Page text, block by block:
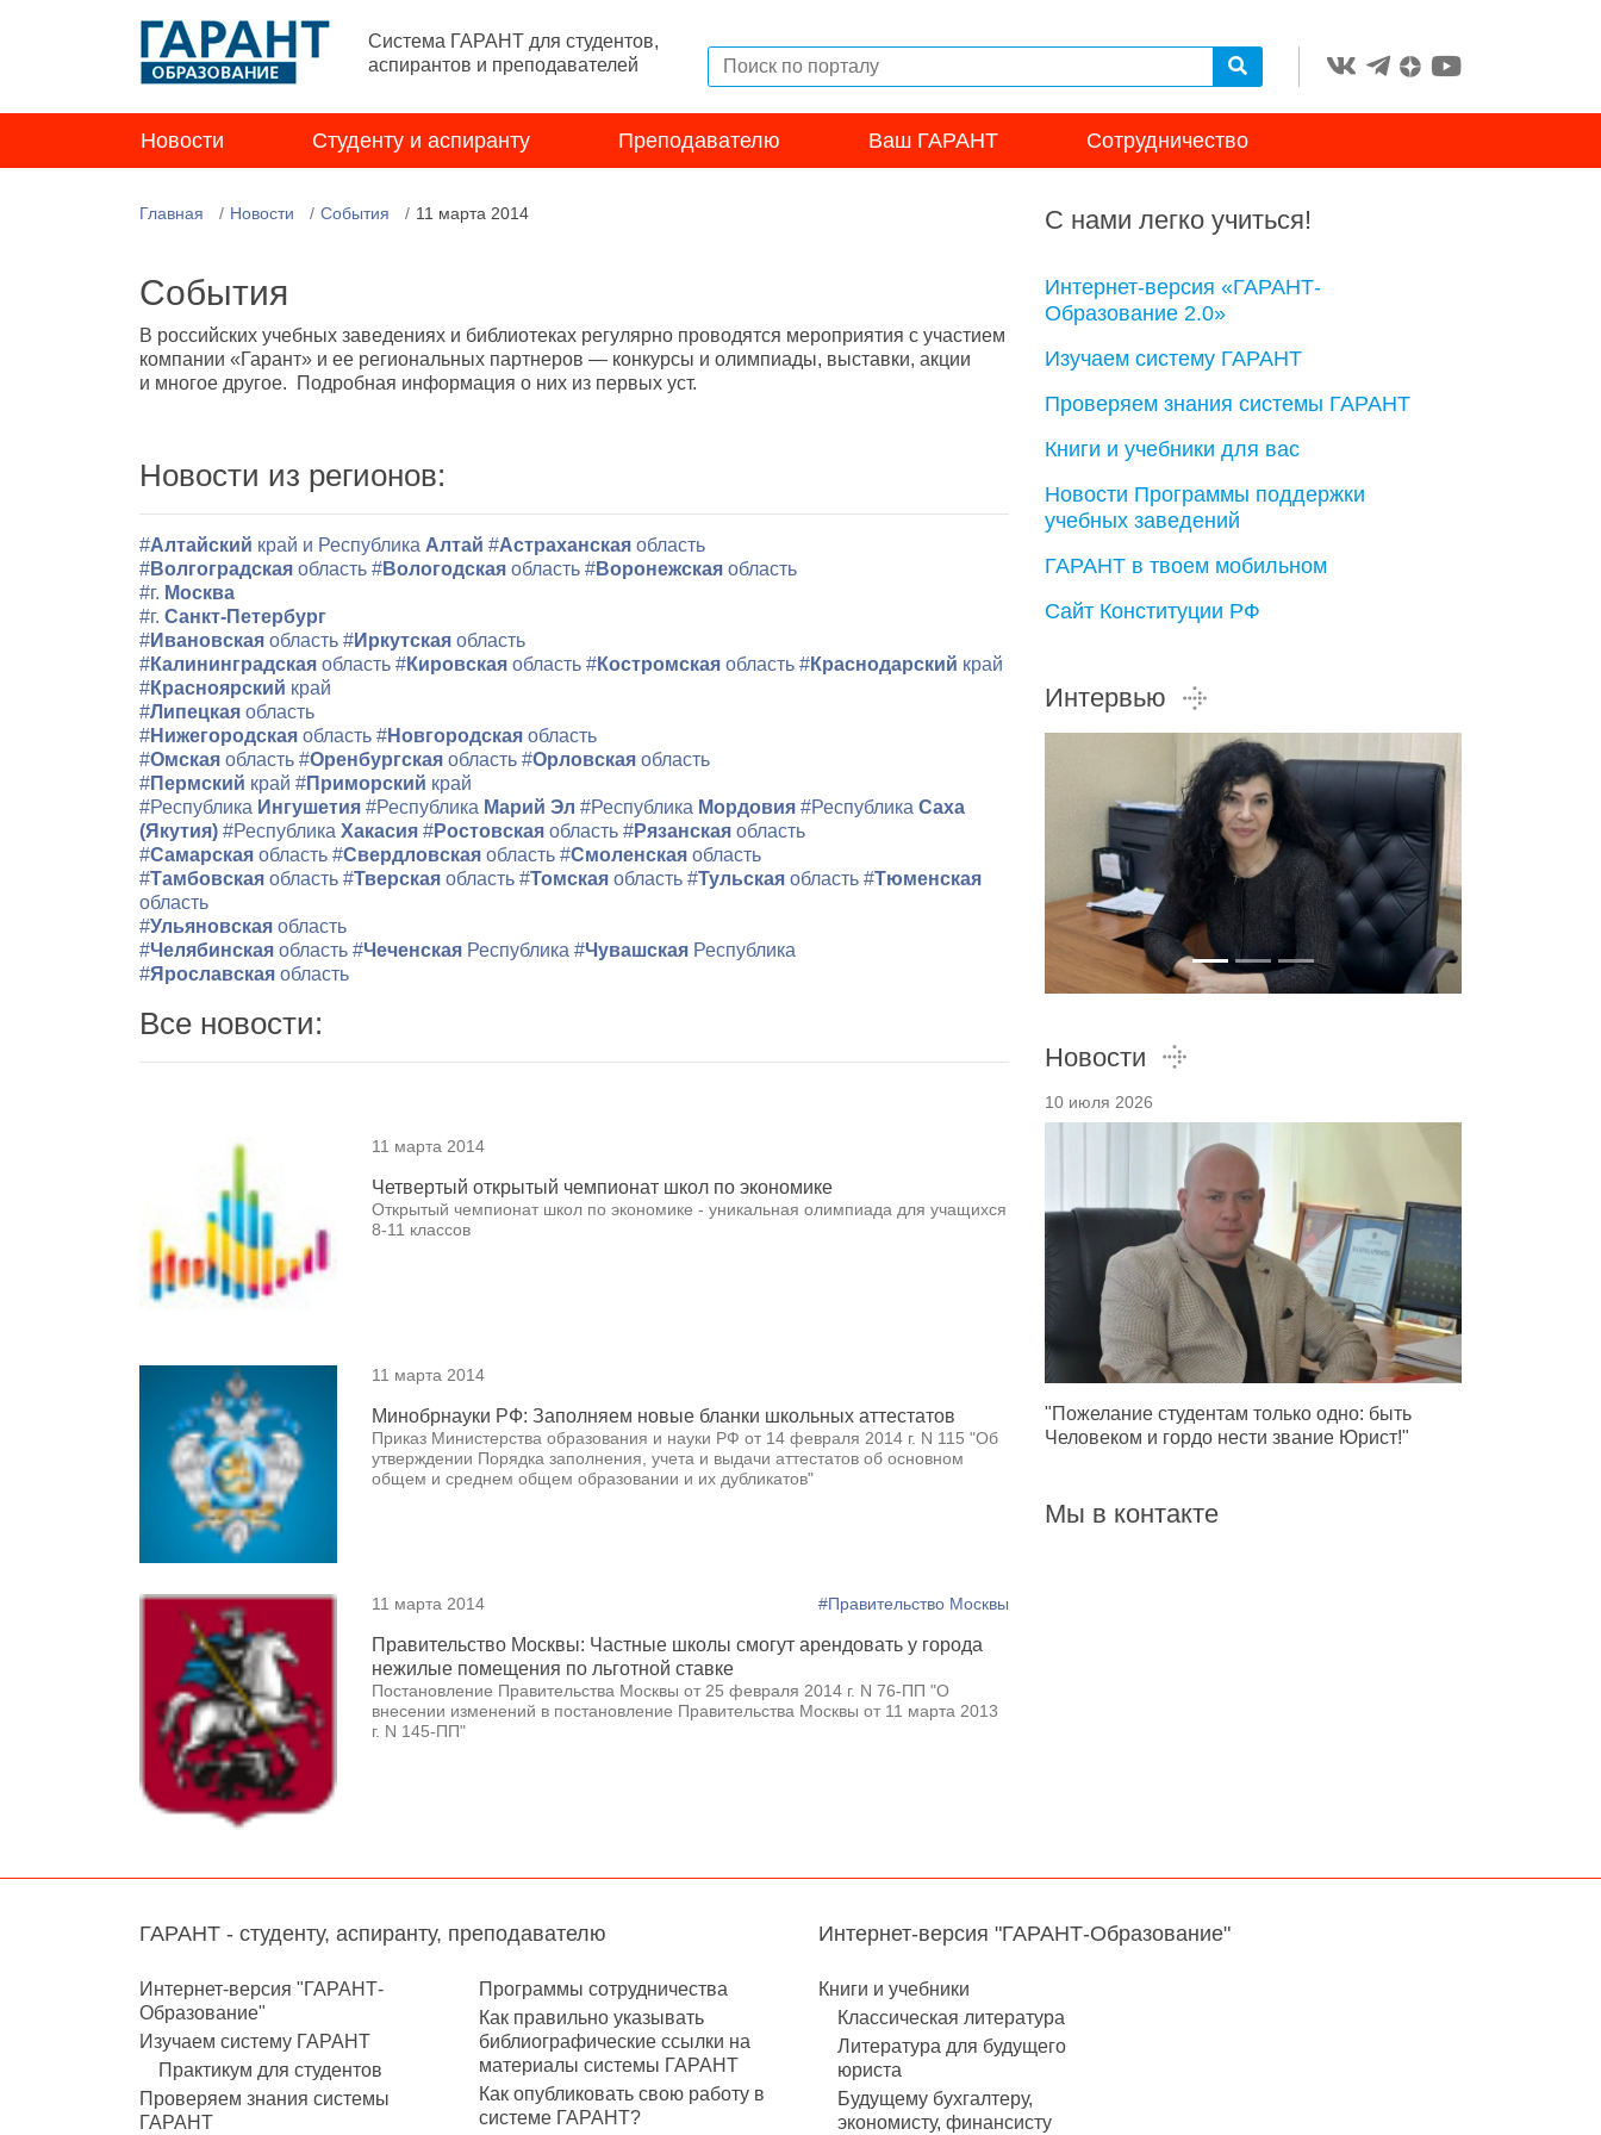
Система ГАРАНТ для студентов,
аспирантов и преподавателей
Новости Студенту и аспиранту Преподавателю Ваш ГАРАНТ Сотрудничество
Главная Новости События 11 марта 2014
События
В российских учебных заведениях и библиотеках регулярно проводятся мероприятия с участием
компании «Гарант» и ее региональных партнеров — конкурсы и олимпиады, выставки, акции
и многое другое. Подробная информация о них из первых уст.
Новости из регионов:
#Алтайский край и Республика Алтай #Астраханская область
#Волгоградская область #Вологодская область #Воронежская область
#г. Москва
#г. Санкт-Петербург
#Ивановская область #Иркутская область
#Калининградская область #Кировская область #Костромская область #Краснодарский край
#Красноярский край
#Липецкая область
#Нижегородская область #Новгородская область
#Омская область #Оренбургская область #Орловская область
#Пермский край #Приморский край
#Республика Ингушетия #Республика Марий Эл #Республика Мордовия #Республика Саха
(Якутия) #Республика Хакасия #Ростовская область #Рязанская область
#Самарская область #Свердловская область #Смоленская область
#Тамбовская область #Тверская область #Томская область #Тульская область #Тюменская
область
#Ульяновская область
#Челябинская область #Чеченская Республика #Чувашская Республика
#Ярославская область
Все новости:
11 марта 2014
Четвертый открытый чемпионат школ по экономике
Открытый чемпионат школ по экономике - уникальная олимпиада для учащихся
8-11 классов
11 марта 2014
Минобрнауки РФ: Заполняем новые бланки школьных аттестатов
Приказ Министерства образования и науки РФ от 14 февраля 2014 г. N 115 "Об
утверждении Порядка заполнения, учета и выдачи аттестатов об основном
общем и среднем общем образовании и их дубликатов"
11 марта 2014 #Правительство Москвы
Правительство Москвы: Частные школы смогут арендовать у города
нежилые помещения по льготной ставке
Постановление Правительства Москвы от 25 февраля 2014 г. N 76-ПП "О
внесении изменений в постановление Правительства Москвы от 11 марта 2013
г. N 145-ПП"
С нами легко учиться!
Интернет-версия «ГАРАНТ-
Образование 2.0»
Изучаем систему ГАРАНТ
Проверяем знания системы ГАРАНТ
Книги и учебники для вас
Новости Программы поддержки
учебных заведений
ГАРАНТ в твоем мобильном
Сайт Конституции РФ
Интервью
Новости
10 июля 2026
"Пожелание студентам только одно: быть
Человеком и гордо нести звание Юрист!"
Мы в контакте
ГАРАНТ - студенту, аспиранту, преподавателю
Интернет-версия "ГАРАНТ-
Образование"
Изучаем систему ГАРАНТ
Практикум для студентов
Проверяем знания системы
ГАРАНТ
Программы сотрудничества
Как правильно указывать
библиографические ссылки на
материалы системы ГАРАНТ
Как опубликовать свою работу в
системе ГАРАНТ?
Интернет-версия "ГАРАНТ-Образование"
Книги и учебники
Классическая литература
Литература для будущего
юриста
Будущему бухгалтеру,
экономисту, финансисту